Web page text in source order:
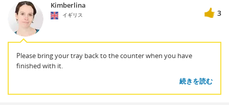
Kimberlina
イギリス 3
Please bring your tray back to the counter when you have
finished with it.
続きを読む